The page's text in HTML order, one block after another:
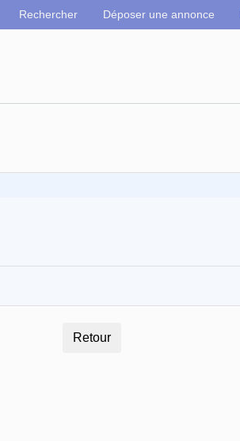
Rechercher Déposer une annonce